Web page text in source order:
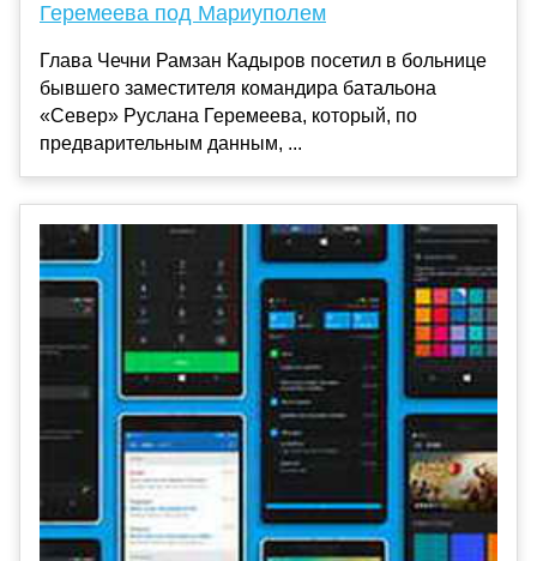
Геремеева под Мариуполем
Глава Чечни Рамзан Кадыров посетил в больнице
бывшего заместителя командира батальона
«Север» Руслана Геремеева, который, по
предварительным данным, ...